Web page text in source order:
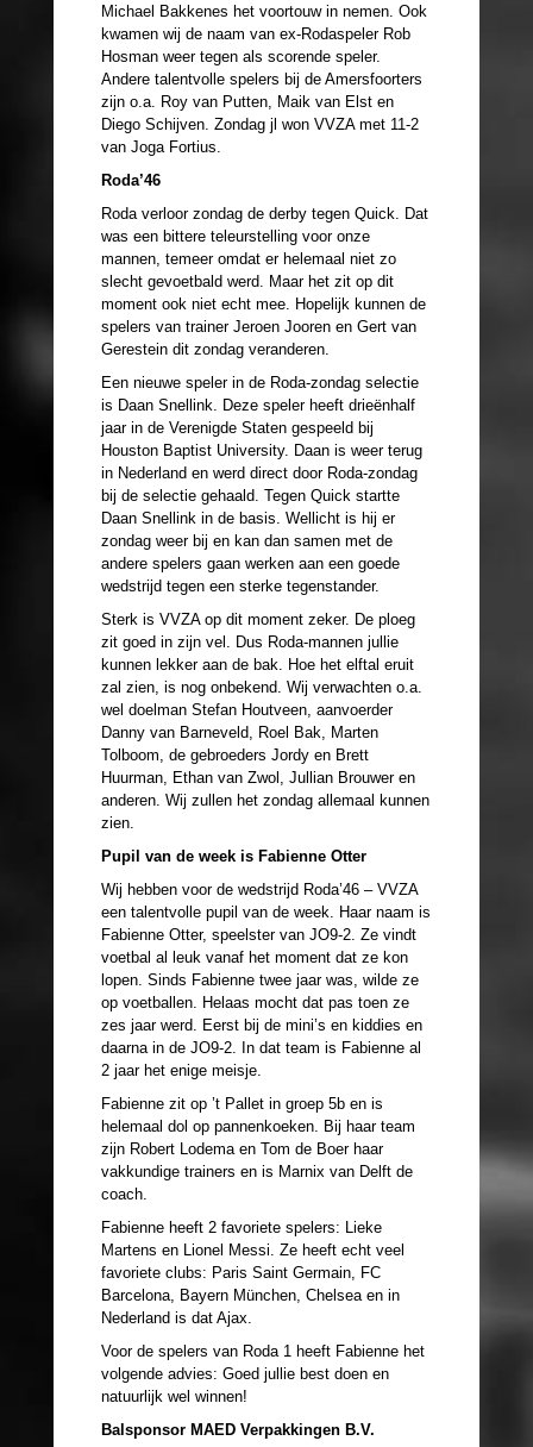
Michael Bakkenes het voortouw in nemen. Ook
kwamen wij de naam van ex-Rodaspeler Rob
Hosman weer tegen als scorende speler.
Andere talentvolle spelers bij de Amersfoorters
zijn o.a. Roy van Putten, Maik van Elst en
Diego Schijven. Zondag jl won VVZA met 11-2
van Joga Fortius.
Roda’46
Roda verloor zondag de derby tegen Quick. Dat
was een bittere teleurstelling voor onze
mannen, temeer omdat er helemaal niet zo
slecht gevoetbald werd. Maar het zit op dit
moment ook niet echt mee. Hopelijk kunnen de
spelers van trainer Jeroen Jooren en Gert van
Gerestein dit zondag veranderen.
Een nieuwe speler in de Roda-zondag selectie
is Daan Snellink. Deze speler heeft drieënhalf
jaar in de Verenigde Staten gespeeld bij
Houston Baptist University. Daan is weer terug
in Nederland en werd direct door Roda-zondag
bij de selectie gehaald. Tegen Quick startte
Daan Snellink in de basis. Wellicht is hij er
zondag weer bij en kan dan samen met de
andere spelers gaan werken aan een goede
wedstrijd tegen een sterke tegenstander.
Sterk is VVZA op dit moment zeker. De ploeg
zit goed in zijn vel. Dus Roda-mannen jullie
kunnen lekker aan de bak. Hoe het elftal eruit
zal zien, is nog onbekend. Wij verwachten o.a.
wel doelman Stefan Houtveen, aanvoerder
Danny van Barneveld, Roel Bak, Marten
Tolboom, de gebroeders Jordy en Brett
Huurman, Ethan van Zwol, Jullian Brouwer en
anderen. Wij zullen het zondag allemaal kunnen
zien.
Pupil van de week is Fabienne Otter
Wij hebben voor de wedstrijd Roda’46 – VVZA
een talentvolle pupil van de week. Haar naam is
Fabienne Otter, speelster van JO9-2. Ze vindt
voetbal al leuk vanaf het moment dat ze kon
lopen. Sinds Fabienne twee jaar was, wilde ze
op voetballen. Helaas mocht dat pas toen ze
zes jaar werd. Eerst bij de mini’s en kiddies en
daarna in de JO9-2. In dat team is Fabienne al
2 jaar het enige meisje.
Fabienne zit op ’t Pallet in groep 5b en is
helemaal dol op pannenkoeken. Bij haar team
zijn Robert Lodema en Tom de Boer haar
vakkundige trainers en is Marnix van Delft de
coach.
Fabienne heeft 2 favoriete spelers: Lieke
Martens en Lionel Messi. Ze heeft echt veel
favoriete clubs: Paris Saint Germain, FC
Barcelona, Bayern München, Chelsea en in
Nederland is dat Ajax.
Voor de spelers van Roda 1 heeft Fabienne het
volgende advies: Goed jullie best doen en
natuurlijk wel winnen!
Balsponsor MAED Verpakkingen B.V.